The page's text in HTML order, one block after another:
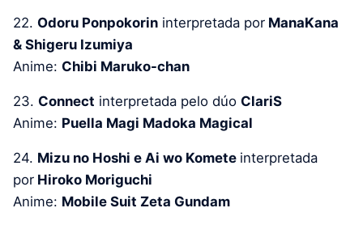
22. Odoru Ponpokorin interpretada por ManaKana
& Shigeru Izumiya
Anime: Chibi Maruko-chan
23. Connect interpretada pelo dúo ClariS
Anime: Puella Magi Madoka Magical
24. Mizu no Hoshi e Ai wo Komete interpretada
por Hiroko Moriguchi
Anime: Mobile Suit Zeta Gundam